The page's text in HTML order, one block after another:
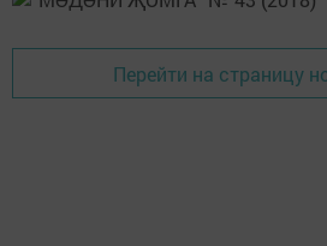
Перейти на страницу